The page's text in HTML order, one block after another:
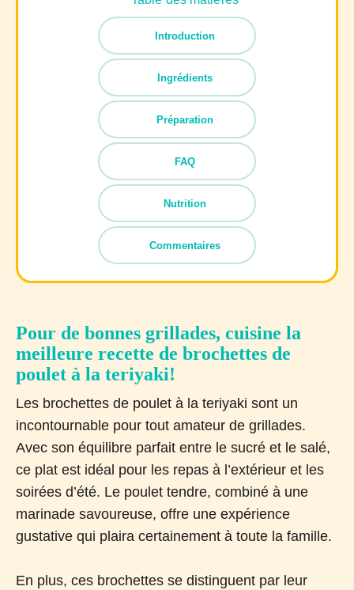
Introduction
Ingrédients
Préparation
FAQ
Nutrition
Commentaires
Pour de bonnes grillades, cuisine la
meilleure recette de brochettes de
poulet à la teriyaki!
Les brochettes de poulet à la teriyaki sont un
incontournable pour tout amateur de grillades.
Avec son équilibre parfait entre le sucré et le salé,
ce plat est idéal pour les repas à l’extérieur et les
soirées d’été. Le poulet tendre, combiné à une
marinade savoureuse, offre une expérience
gustative qui plaira certainement à toute la famille.
En plus, ces brochettes se distinguent par leur